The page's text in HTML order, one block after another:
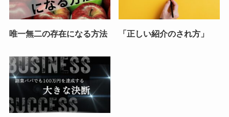
唯一無二の存在になる方法 「正しい紹介のされ方」